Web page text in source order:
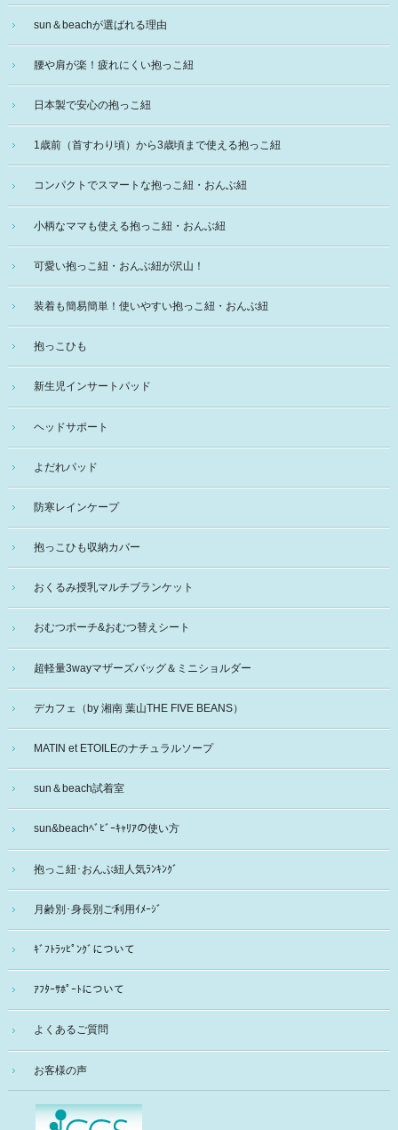
sun＆beachが選ばれる理由
腰や肩が楽！疲れにくい抱っこ紐
日本製で安心の抱っこ紐
1歳前（首すわり頃）から3歳頃まで使える抱っこ紐
コンパクトでスマートな抱っこ紐・おんぶ紐
小柄なママも使える抱っこ紐・おんぶ紐
可愛い抱っこ紐・おんぶ紐が沢山！
装着も簡易簡単！使いやすい抱っこ紐・おんぶ紐
抱っこひも
新生児インサートパッド
ヘッドサポート
よだれパッド
防寒レインケープ
抱っこひも収納カバー
おくるみ授乳マルチブランケット
おむつポーチ&おむつ替えシート
超軽量3wayマザーズバッグ＆ミニショルダー
デカフェ（by 湘南 葉山THE FIVE BEANS）
MATIN et ETOILEのナチュラルソープ
sun＆beach試着室
sun&beachﾍﾞﾋﾞｰｷｬﾘｱの使い方
抱っこ紐･おんぶ紐人気ﾗﾝｷﾝｸﾞ
月齢別･身長別ご利用ｲﾒｰｼﾞ
ｷﾞﾌﾄﾗｯﾋﾟﾝｸﾞについて
ｱﾌﾀｰｻﾎﾟｰﾄについて
よくあるご質問
お客様の声